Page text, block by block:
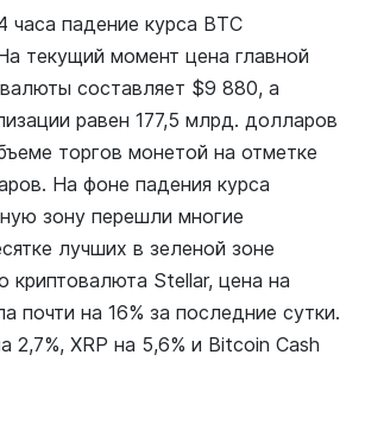
часа падение курса BTC
текущий момент цена главной
составляет $9 880, а
равен 177,5 млрд. долларов
торгов монетой на отметке
На фоне падения курса
зону перешли многие
лучших в зеленой зоне
криптовалюта Stellar, цена на
почти на 16% за последние сутки.
2,7%, XRP на 5,6% и Bitcoin Cash